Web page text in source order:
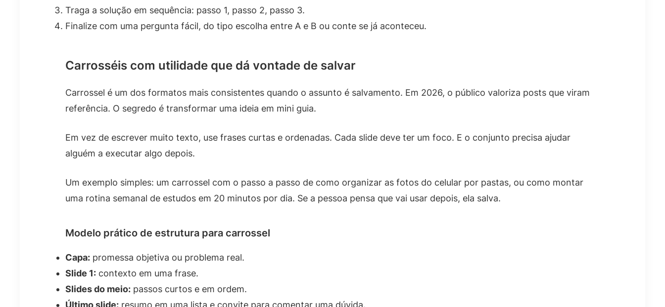
Traga a solução em sequência: passo 1, passo 2, passo 3.
Finalize com uma pergunta fácil, do tipo escolha entre A e B ou conte se já aconteceu.
Carrosséis com utilidade que dá vontade de salvar
Carrossel é um dos formatos mais consistentes quando o assunto é salvamento. Em 2026, o público valoriza posts que viram
referência. O segredo é transformar uma ideia em mini guia.
Em vez de escrever muito texto, use frases curtas e ordenadas. Cada slide deve ter um foco. E o conjunto precisa ajudar
alguém a executar algo depois.
Um exemplo simples: um carrossel com o passo a passo de como organizar as fotos do celular por pastas, ou como montar
uma rotina semanal de estudos em 20 minutos por dia. Se a pessoa pensa que vai usar depois, ela salva.
Modelo prático de estrutura para carrossel
Capa: promessa objetiva ou problema real.
Slide 1: contexto em uma frase.
Slides do meio: passos curtos e em ordem.
Último slide: resumo em uma lista e convite para comentar uma dúvida.